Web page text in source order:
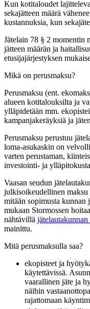
Kun kotitaloudet
sekajätteen määrä
kustannuksia, kun
Jätelain 78 § 2 momentin
jätteen määrän ja
etusijajärjestyksen
Mikä on perusmaksu?
Perusmaksu (ent.
alueen kotitalouksilta ja
ylläpidetään mm.
kampanjakeräyksiä ja
Perusmaksu perustuu
loma-asukaskin on
varten perustaman,
investointi- ja
Vaasan seudun
julkisoikeudellinen maksu
mitään sopimusta kunnan
mukaan Stormossen
nähtävillä
mainittu.
Mitä perusmaksulla saa?
ekopisteet ja
käytettävissä.
vaarallinen jäte ja
näihin
rajattomaan